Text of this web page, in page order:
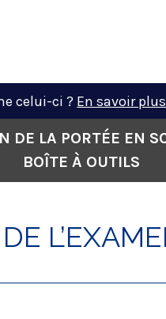
celui-ci ? En savoir plus
DE LA PORTÉE EN
BOÎTE À OUTILS